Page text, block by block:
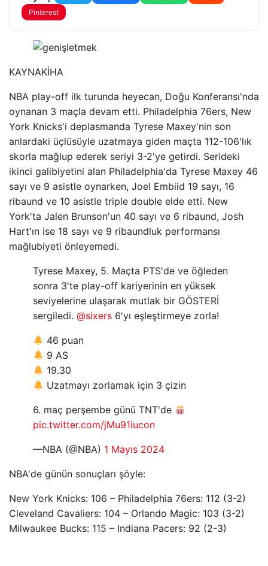
Pinterest
KAYNAKİHA
NBA play-off ilk turunda heyecan, Doğu Konferansı'nda
oynanan 3 maçla devam etti. Philadelphia 76ers, New
York Knicks'i deplasmanda Tyrese Maxey'nin son
anlardaki üçlüsüyle uzatmaya giden maçta 112-106'lık
skorla mağlup ederek seriyi 3-2'ye getirdi. Serideki
ikinci galibiyetini alan Philadelphia'da Tyrese Maxey 46
sayı ve 9 asistle oynarken, Joel Embiid 19 sayı, 16
ribaund ve 10 asistle triple double elde etti. New
York'ta Jalen Brunson'un 40 sayı ve 6 ribaund, Josh
Hart'ın ise 18 sayı ve 9 ribaundluk performansı
mağlubiyeti önleyemedi.
Tyrese Maxey, 5. Maçta PTS'de ve öğleden
sonra 3'te play-off kariyerinin en yüksek
seviyelerine ulaşarak mutlak bir GÖSTERİ
sergiledi. @sixers 6'yı eşleştirmeye zorla!
46 puan
9 AS
19.30
Uzatmayı zorlamak için 3 çizin
6. maç perşembe günü TNT'de
pic.twitter.com/jMu91iucon
—NBA (@NBA) 1 Mayıs 2024
NBA'de günün sonuçları şöyle:
New York Knicks: 106 – Philadelphia 76ers: 112 (3-2)
Cleveland Cavaliers: 104 – Orlando Magic: 103 (3-2)
Milwaukee Bucks: 115 – Indiana Pacers: 92 (2-3)